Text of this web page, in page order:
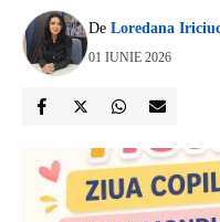
De Loredana
01 IUNIE 2026